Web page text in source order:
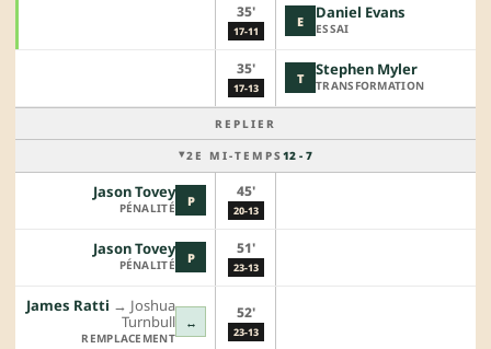
35'
17-11
E Daniel Evans
ESSAI
35'
17-13
T Stephen Myler
TRANSFORMATION
REPLIER
2E MI-TEMPS 12 - 7
P
Jason Tovey
PÉNALITÉ
45'
20-13
P
Jason Tovey
PÉNALITÉ
51'
23-13
↔
James Ratti →︎ Joshua
Turnbull
REMPLACEMENT
52'
23-13